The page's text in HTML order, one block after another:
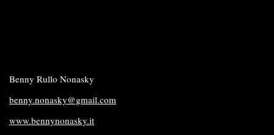
Benny Rullo Nonasky
benny.nonasky@gmail.com
www.bennynonasky.it